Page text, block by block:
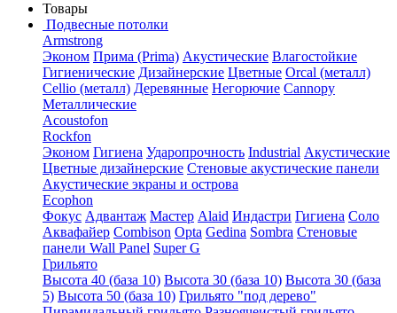
Товары
Подвесные потолки
Armstrong
Эконом Прима (Prima) Акустические Влагостойкие
Гигиенические Дизайнерские Цветные Orcal (металл)
Cellio (металл) Деревянные Негорючие Cannopy
Металлические
Acoustofon
Rockfon
Эконом Гигиена Ударопрочность Industrial Акустические
Цветные дизайнерские Стеновые акустические панели
Акустические экраны и острова
Ecophon
Фокус Адвантаж Мастер Alaid Индастри Гигиена Соло
Аквафайер Combison Opta Gedina Sombra Стеновые
панели Wall Panel Super G
Грильято
Высота 40 (база 10) Высота 30 (база 10) Высота 30 (база
5) Высота 50 (база 10) Грильято "под дерево"